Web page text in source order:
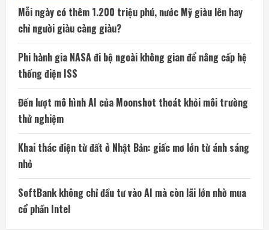
Mỗi ngày có thêm 1.200 triệu phú, nước Mỹ giàu lên hay
chỉ người giàu càng giàu?
Phi hành gia NASA đi bộ ngoài không gian để nâng cấp hệ
thống điện ISS
Đến lượt mô hình AI của Moonshot thoát khỏi môi trường
thử nghiệm
Khai thác điện từ đất ở Nhật Bản: giấc mơ lớn từ ánh sáng
nhỏ
SoftBank không chỉ đầu tư vào AI mà còn lãi lớn nhờ mua
cổ phần Intel